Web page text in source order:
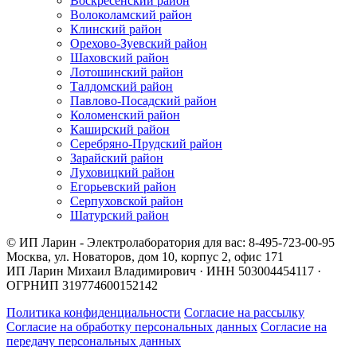
Волоколамский район
Клинский район
Орехово-Зуевский район
Шаховский район
Лотошинский район
Талдомский район
Павлово-Посадский район
Коломенский район
Каширский район
Серебряно-Прудский район
Зарайский район
Луховицкий район
Егорьевский район
Серпуховской район
Шатурский район
© ИП Ларин - Электролаборатория для вас: 8-495-723-00-95
Москва, ул. Новаторов, дом 10, корпус 2, офис 171
ИП Ларин Михаил Владимирович · ИНН 503004454117 ·
ОГРНИП 319774600152142
Политика конфиденциальности Согласие на рассылку
Согласие на обработку персональных данных Согласие на
передачу персональных данных